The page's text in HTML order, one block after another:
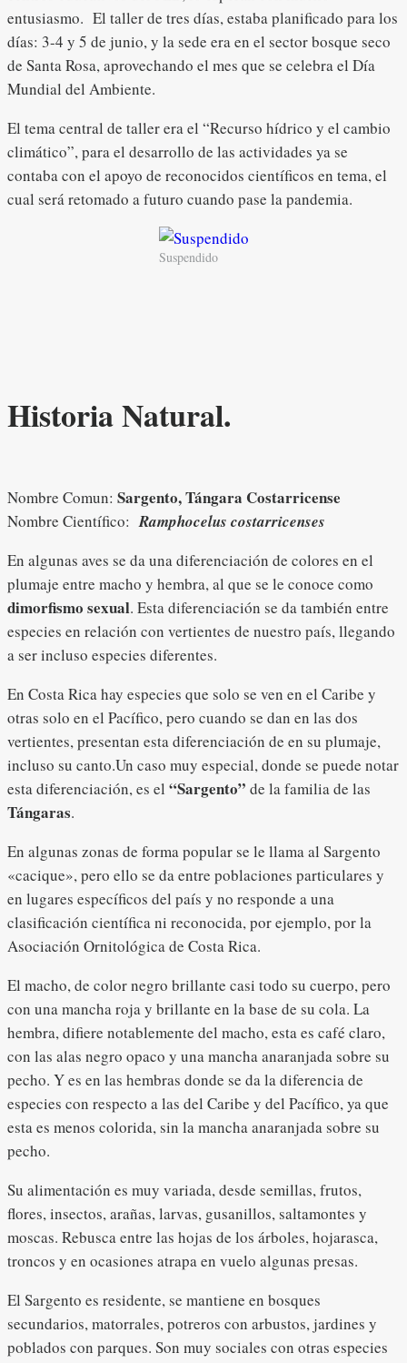
entusiasmo. El taller de tres días, estaba planificado para los
días: 3-4 y 5 de junio, y la sede era en el sector bosque seco
de Santa Rosa, aprovechando el mes que se celebra el Día
Mundial del Ambiente.
El tema central de taller era el “Recurso hídrico y el cambio
climático”, para el desarrollo de las actividades ya se
contaba con el apoyo de reconocidos científicos en tema, el
cual será retomado a futuro cuando pase la pandemia.
Suspendido
Historia Natural.
Nombre Comun: Sargento, Tángara Costarricense
Nombre Científico:Ramphocelus costarricenses
En algunas aves se da una diferenciación de colores en el
plumaje entre macho y hembra, al que se le conoce como
dimorfismo sexual. Esta diferenciación se da también entre
especies en relación con vertientes de nuestro país, llegando
a ser incluso especies diferentes.
En Costa Rica hay especies que solo se ven en el Caribe y
otras solo en el Pacífico, pero cuando se dan en las dos
vertientes, presentan esta diferenciación de en su plumaje,
incluso su canto.Un caso muy especial, donde se puede notar
esta diferenciación, es el “Sargento” de la familia de las
Tángaras.
En algunas zonas de forma popular se le llama al Sargento
«cacique», pero ello se da entre poblaciones particulares y
en lugares específicos del país y no responde a una
clasificación científica ni reconocida, por ejemplo, por la
Asociación Ornitológica de Costa Rica.
El macho, de color negro brillante casi todo su cuerpo, pero
con una mancha roja y brillante en la base de su cola. La
hembra, difiere notablemente del macho, esta es café claro,
con las alas negro opaco y una mancha anaranjada sobre su
pecho. Y es en las hembras donde se da la diferencia de
especies con respecto a las del Caribe y del Pacífico, ya que
esta es menos colorida, sin la mancha anaranjada sobre su
pecho.
Su alimentación es muy variada, desde semillas, frutos,
flores, insectos, arañas, larvas, gusanillos, saltamontes y
moscas. Rebusca entre las hojas de los árboles, hojarasca,
troncos y en ocasiones atrapa en vuelo algunas presas.
El Sargento es residente, se mantiene en bosques
secundarios, matorrales, potreros con arbustos, jardines y
poblados con parques. Son muy sociales con otras especies